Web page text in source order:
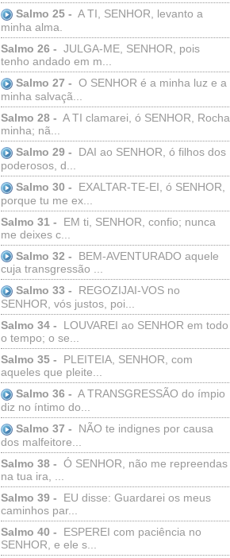
Salmo 25 - A TI, SENHOR, levanto a
minha alma.
Salmo 26 - JULGA-ME, SENHOR, pois
tenho andado em m...
Salmo 27 - O SENHOR é a minha luz e a
minha salvaçã...
Salmo 28 - A TI clamarei, ó SENHOR, Rocha
minha; nã...
Salmo 29 -
DAI ao SENHOR, ó filhos dos
poderosos, d...
Salmo 30 -
EXALTAR-TE-EI, ó SENHOR,
porque tu me ex...
Salmo 31 -
EM ti, SENHOR, confio; nunca
me deixes c...
Salmo 32 -
BEM-AVENTURADO aquele
cuja transgressão ...
Salmo 33 -
REGOZIJAI-VOS no
SENHOR, vós justos, poi...
Salmo 34 -
LOUVAREI ao SENHOR em todo
o tempo; o se...
Salmo 35 -
PLEITEIA, SENHOR, com
aqueles que pleite...
Salmo 36 - A TRANSGRESSÃO do ímpio
diz no íntimo do...
Salmo 37 -
NÃO te indignes por causa
dos malfeitore...
Salmo 38 - Ó SENHOR, não me repreendas
na tua ira, ...
Salmo 39 -
EU disse: Guardarei os meus
caminhos par...
Salmo 40 -
ESPEREI com paciência no
SENHOR, e ele s...